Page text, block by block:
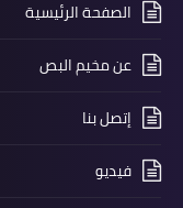
الصفحة الرئيسية
عن مخيم البص
إتصل بنا
فيديو